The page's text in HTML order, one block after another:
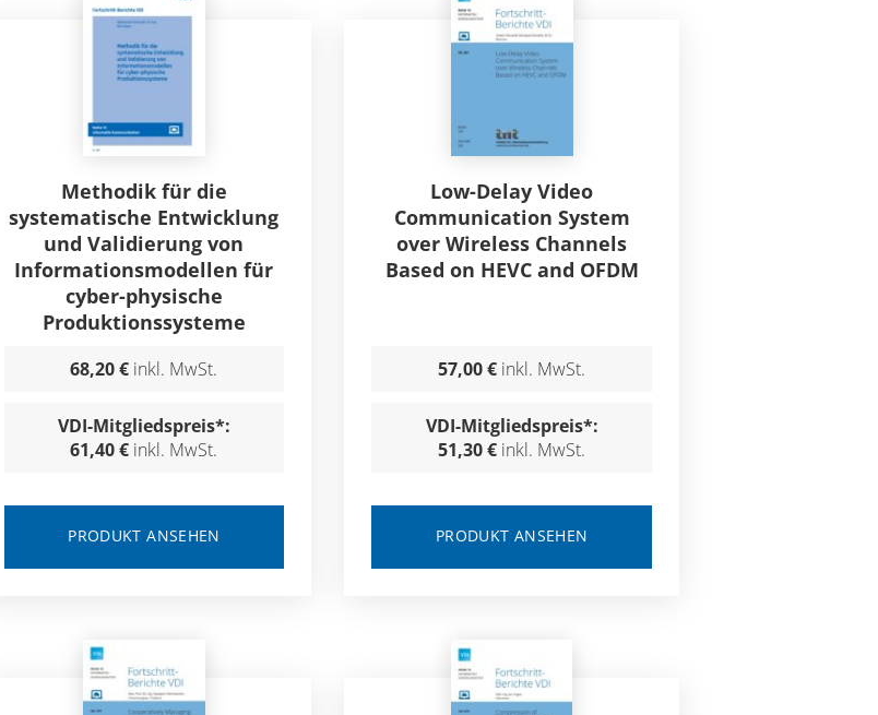
Methodik für die
systematische Entwicklung
und Validierung von
Informationsmodellen für
cyber-physische
Produktionssysteme
68,20 € inkl. MwSt.
VDI-Mitgliedspreis*:
61,40 € inkl. MwSt.
PRODUKT ANSEHEN
Low-Delay Video
Communication System
over Wireless Channels
Based on HEVC and OFDM
57,00 € inkl. MwSt.
VDI-Mitgliedspreis*:
51,30 € inkl. MwSt.
PRODUKT ANSEHEN